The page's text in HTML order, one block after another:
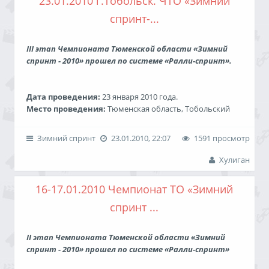
Победители:
1. Руслан Худатов (Toyota Corolla)
2. Даниил Земсков (Лада 2108)
"Полный привод”
2. Павел Ермолаев (Subaru Impreza)
"Тюнинг”
1. Владимир Мазурак (Toyota Levin)
2. Сергей Прокопьев (Mitsubishi Lancer)
"Передний привод”
спринт-...
III этап Чемпионата Тюменской области «Зимний
спринт - 2010» прошел по системе «Ралли-спринт».
Дата проведения: 23 января 2010 года.
Место проведения: Тюменская область, Тобольский
Победители:
Класс "Задний привод"
1. Глушко Павел / ВАЗ 21074
Зимний спринт 23.01.2010, 22:07
1591 просмотр
Хулиган
16-17.01.2010 Чемпионат ТО «Зимний
спринт ...
II этап Чемпионата Тюменской области «Зимний
спринт - 2010» прошел по системе «Ралли-спринт»